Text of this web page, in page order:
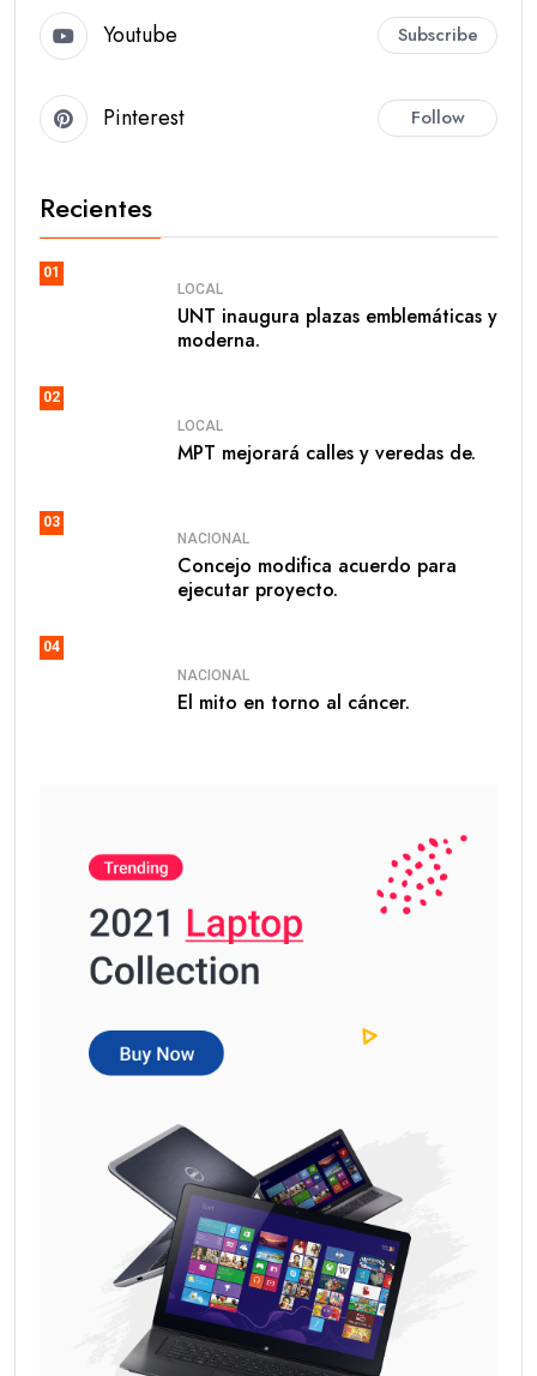
Youtube Subscribe
Pinterest Follow
Recientes
01
LOCAL
UNT inaugura plazas emblemáticas y
moderna.
02
LOCAL
MPT mejorará calles y veredas de.
03
NACIONAL
Concejo modifica acuerdo para
ejecutar proyecto.
04
NACIONAL
El mito en torno al cáncer.